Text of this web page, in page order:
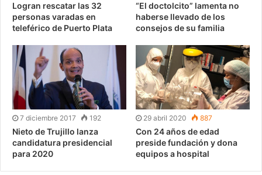
Logran rescatar las 32
personas varadas en
teleférico de Puerto Plata
“El doctolcito” lamenta no
haberse llevado de los
consejos de su familia
7 diciembre 2017 192
Nieto de Trujillo lanza
candidatura presidencial
para 2020
29 abril 2020 887
Con 24 años de edad
preside fundación y dona
equipos a hospital